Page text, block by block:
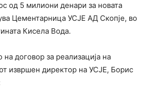
од 5 милиони денари за новата
Цементарница УСЈЕ АД Скопје, во
Кисела Вода.
договор за реализација на
извршен директор на УСЈЕ, Борис